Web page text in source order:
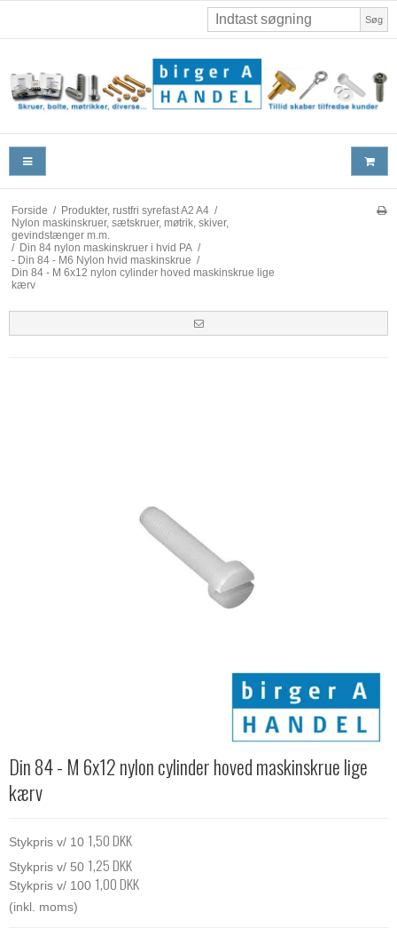
Søg
Forside / Produkter, rustfri syrefast A2 A4 /
Nylon maskinskruer, sætskruer, møtrik, skiver,
gevindstænger m.m.
/ Din 84 nylon maskinskruer i hvid PA /
- Din 84 - M6 Nylon hvid maskinskrue /
Din 84 - M 6x12 nylon cylinder hoved maskinskrue lige
kærv
Din 84 - M 6x12 nylon cylinder hoved maskinskrue lige
kærv
Stykpris v/ 10 1,50 DKK
Stykpris v/ 50 1,25 DKK
Stykpris v/ 100 1,00 DKK
(inkl. moms)